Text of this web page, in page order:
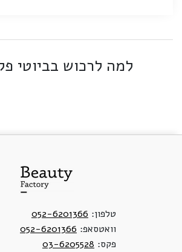
למה לרכוש בביוטי
טלפון: 052-6201366
וואטסאפ: 052-6201366
פקס: 03-6205528